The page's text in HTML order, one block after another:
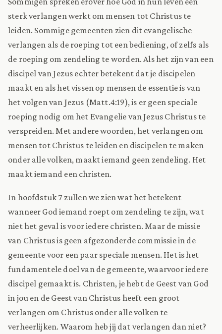
sterk verlangen werkt om mensen tot Christus te
leiden. Sommige gemeenten zien dit evangelische
verlangen als de roeping tot een bediening, of zelfs als
de roeping om zendeling te worden. Als het zijn van een
discipel van Jezus echter betekent dat je discipelen
maakt en als het vissen op mensen de essentie is van
het volgen van Jezus (Matt.4:19), is er geen speciale
roeping nodig om het Evangelie van Jezus Christus te
verspreiden. Met andere woorden, het verlangen om
mensen tot Christus te leiden en discipelen te maken
onder alle volken, maakt iemand geen zendeling. Het
maakt iemand een christen.
In hoofdstuk 7 zullen we zien wat het betekent
wanneer God iemand roept om zendeling te zijn, wat
niet het geval is voor iedere christen. Maar de missie
van Christus is geen afgezonderde commissie in de
gemeente voor een paar speciale mensen. Het is het
fundamentele doel van de gemeente, waarvoor iedere
discipel gemaakt is. Christen, je hebt de Geest van God
in jou en de Geest van Christus heeft een groot
verlangen om Christus onder alle volken te
verheerlijken. Waarom heb jij dat verlangen dan niet?